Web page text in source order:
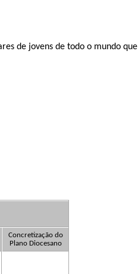
de jovens de todo o mundo que
Concretização do
Plano Diocesano